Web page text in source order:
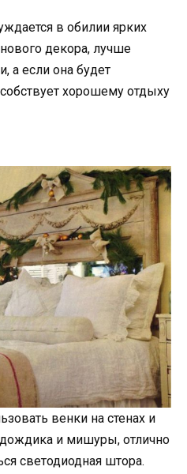
в обилии ярких
декора, лучше
а если она будет
хорошему отдыху
венки на стенах и
и мишуры, отлично
светодиодная штора.